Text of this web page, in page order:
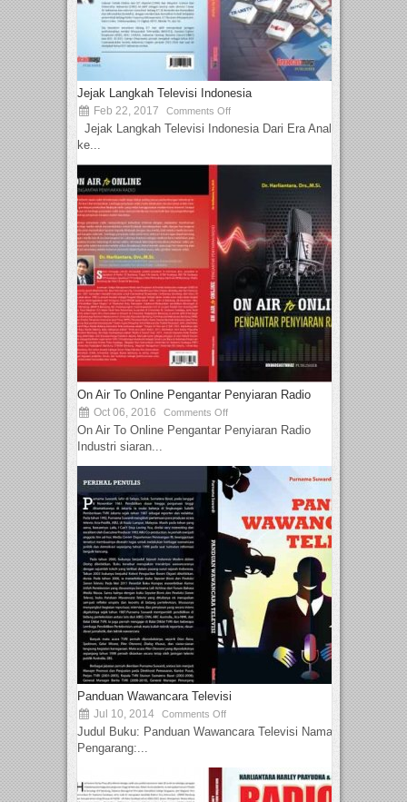
Jejak Langkah Televisi Indonesia
Feb 22, 2017 Comments Off
Jejak Langkah Televisi Indonesia Dari Era Analog
ke...
On Air To Online Pengantar Penyiaran Radio
Oct 06, 2016 Comments Off
On Air To Online Pengantar Penyiaran Radio
Industri siaran...
Panduan Wawancara Televisi
Jul 10, 2014 Comments Off
Judul Buku: Panduan Wawancara Televisi Nama
Pengarang:...